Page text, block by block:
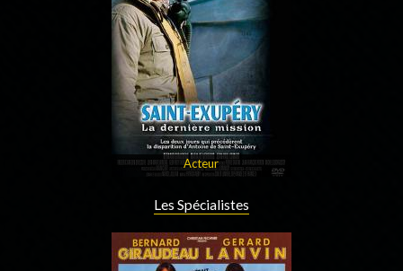
Acteur
Les Spécialistes